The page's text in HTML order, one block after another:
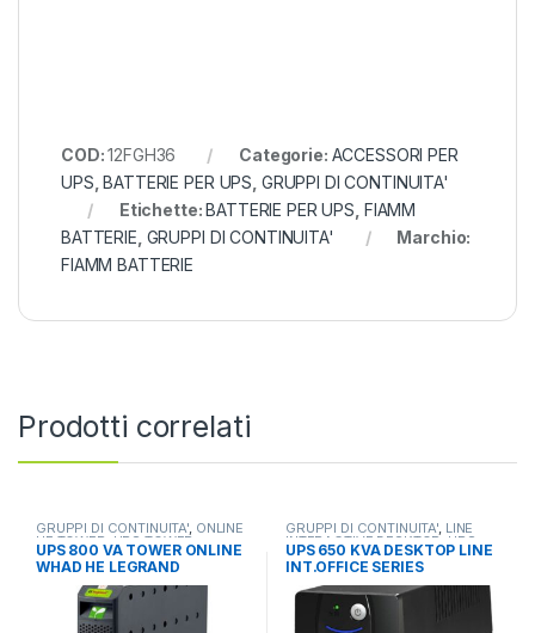
COD:12FGH36 Categorie: ACCESSORI PER
UPS ,BATTERIE PER UPS GRUPPI DI CONTINUITA'
Etichette:BATTERIE PER UPS FIAMM
BATTERIE GRUPPI DI CONTINUITA'
Marchio:
FIAMM BATTERIE
Prodotti correlati
GRUPPI DI CONTINUITA', ONLINE
HE TOWER,UPS TOWER
UPS 800 VA TOWER ONLINE
WHAD HE LEGRAND
GRUPPI DI CONTINUITA', LINE
INTERACTIVE DESKTOP,UPS
DESKTOP
UPS 650 KVA DESKTOP LINE
INT.OFFICE SERIES
2*SCHUKO+USB LED ADJ